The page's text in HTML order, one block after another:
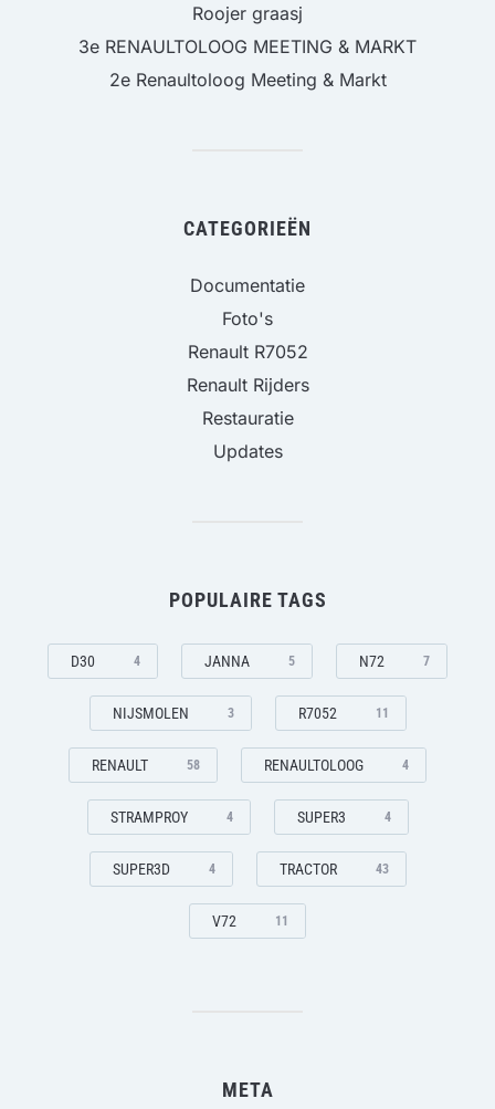
Roojer graasj
3e RENAULTOLOOG MEETING & MARKT
2e Renaultoloog Meeting & Markt
CATEGORIEËN
Documentatie
Foto's
Renault R7052
Renault Rijders
Restauratie
Updates
POPULAIRE TAGS
D30 4 JANNA 5 N72 7
NIJSMOLEN 3 R7052 11
RENAULT 58 RENAULTOLOOG 4
STRAMPROY 4 SUPER3 4
SUPER3D 4 TRACTOR 43
V72 11
META